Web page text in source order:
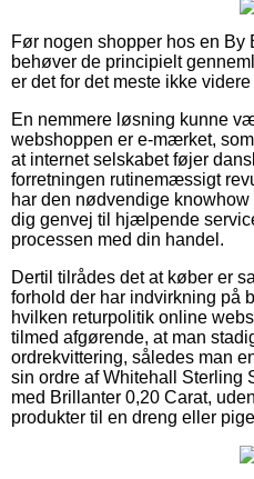
Før nogen shopper hos en By
behøver de principielt
er det for det meste ikke
En nemmere løsning kunne
webshoppen er e-mærket,
at internet selskabet føjer
forretningen rutinemæssigt
har den nødvendige
dig genvej til hjælpende
processen med din handel.
Dertil tilrådes det at køber er
forhold der har indvirkning på
hvilken returpolitik online
tilmed afgørende, at man
ordrekvittering, således man
sin ordre af Whitehall Sterling
med Brillanter 0,20 Carat,
produkter til en dreng eller